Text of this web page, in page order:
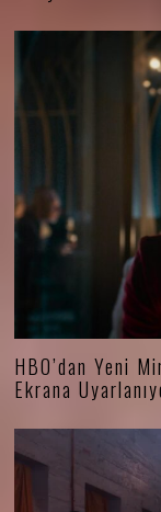
HBO’dan Yeni
Ekrana